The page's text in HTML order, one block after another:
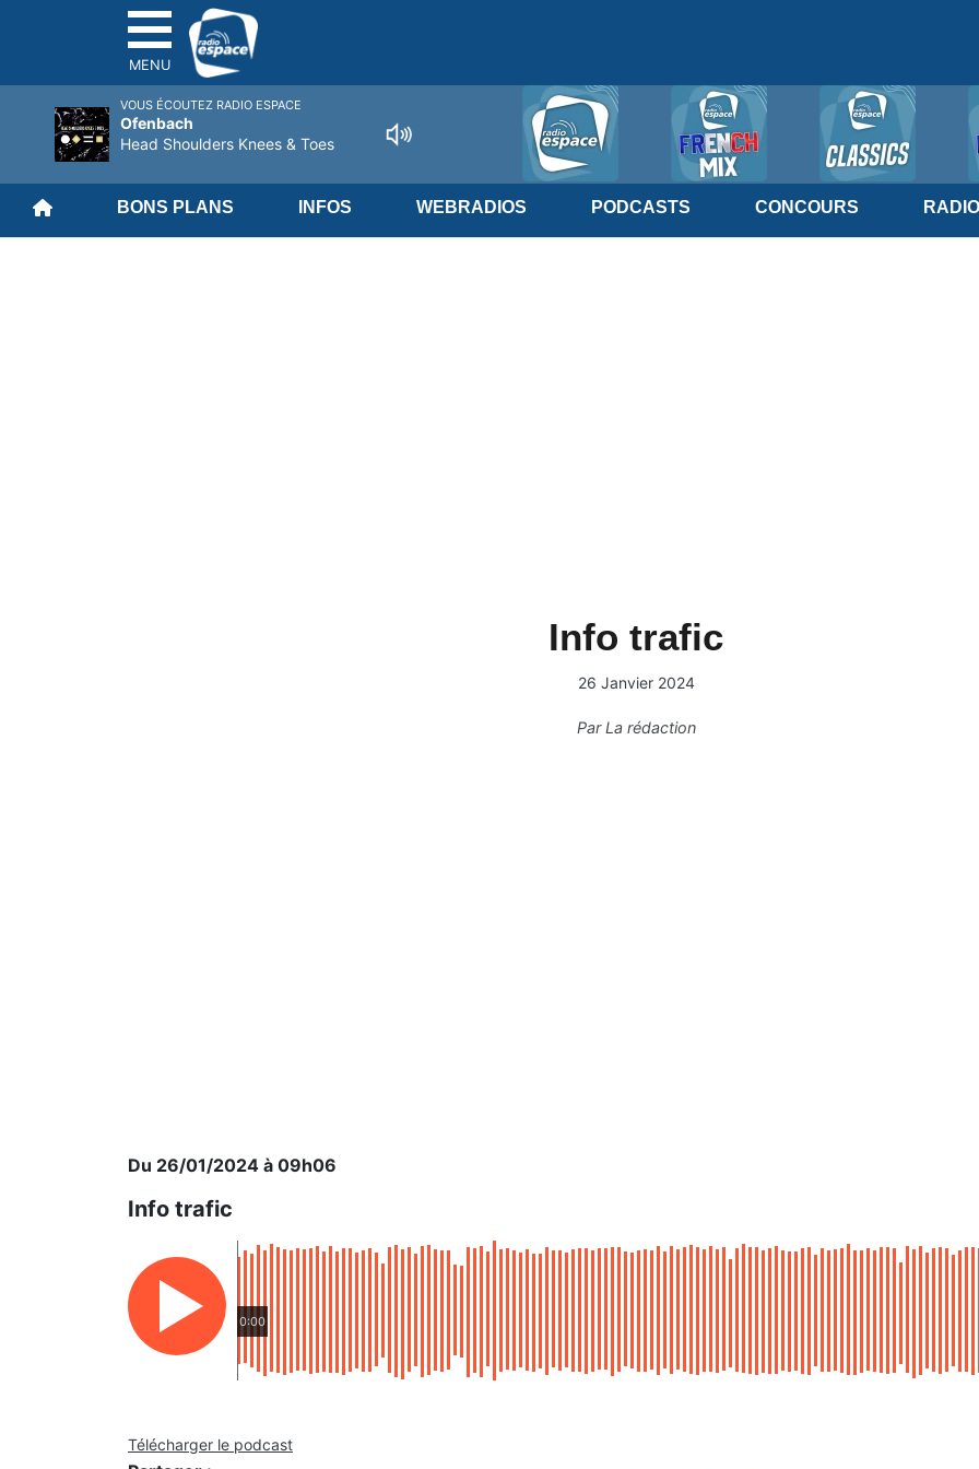
MENU
BONS PLANS INFOS WEBRADIOS PODCASTS CONCOURS RADIO
Info trafic
26 Janvier 2024
ParLa rédaction
Du 26/01/2024 à 09h06
Info trafic
0:00
Télécharger le podcast
VOUS ÉCOUTEZ RADIO ESPACE
Ofenbach
Head Shoulders Knees & Toes